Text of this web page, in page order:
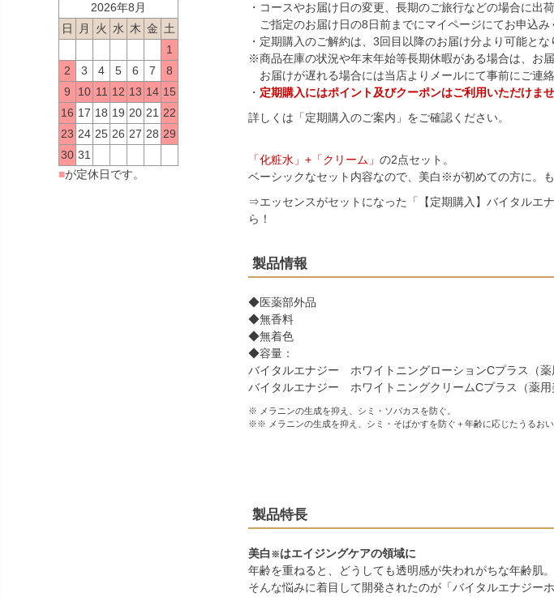
2026年8月
日
月 火 水 木 金 土
1
2
3 4 5 6 7
8
9
10 11 12 13 14 15
16 17 18 19 20 21 22
23 24 25 26 27 28 29
30 31
■が定休日です。
・コースやお届け日の変更、長期のご旅行などの場合に出
ご指定のお届け日の8日前までにマイページにてお申込み
・定期購入のご解約は、3回目以降のお届け分より可能とな
※商品在庫の状況や年末年始等長期休暇がある場合は、お
お届けが遅れる場合には当店よりメールにて事前にご連絡
・ 定期購入にはポイント及びクーポンはご利用いただけませ
詳しくは「定期購入のご案内 」をご確認ください。
「化粧水」+「クリーム」 の2点セット。
ベーシックなセット内容なので、美白※が初めての方に。
⇒エッセンスがセットになった「
【定期購入】バイタル
ら！
製品情報
◆医薬部外品
◆無香料
◆無着色
◆容量：
バイタルエナジー ホワイトニングローションCプラス（
バイタルエナジー ホワイトニングクリームCプラス（薬
※ メラニンの生成を抑え、シミ・ソバカスを防ぐ。
※※ メラニンの生成を抑え、シミ・そばかすを防ぐ＋年齢に応じたうるおい
製品特長
美白 ※はエイジングケアの領域に
年齢を重ねると、どうしても透明感が失われがちな年齢肌。
そんな悩みに着目して開発されたのが「バイタルエナジー